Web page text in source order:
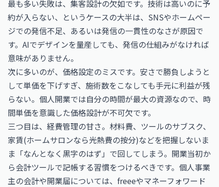
最も多い失敗は、集客設計の欠如です。技術は高いのに予
約が入らない、というケースの大半は、SNSやホームペー
ジでの発信不足、あるいは発信の一貫性のなさが原因で
す。AIでデザインを量産しても、発信の仕組みがなければ
意味がありません。
次に多いのが、価格設定のミスです。安さで勝負しようと
して単価を下げすぎ、施術数をこなしても手元に利益が残
らない。個人開業では自分の時間が最大の資源なので、時
間単価を意識した価格設計が不可欠です。
三つ目は、経費管理の甘さ。材料費、ツールのサブスク、
家賃(ホームサロンなら光熱費の按分)などを把握しないま
ま「なんとなく黒字のはず」で回してしまう。開業当初か
ら会計ツールで記帳する習慣をつけるべきです。個人事業
主の会計や開業届については、 freeeやマネーフォワード